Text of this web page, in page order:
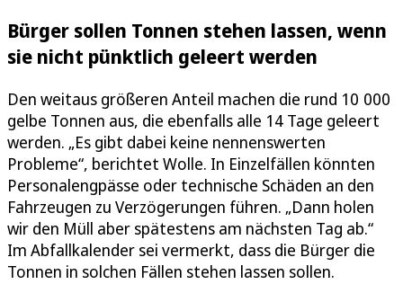
Bürger sollen Tonnen stehen lassen, wenn
sie nicht pünktlich geleert werden
Den weitaus größeren Anteil machen die rund 10 000
gelbe Tonnen aus, die ebenfalls alle 14 Tage geleert
werden. „Es gibt dabei keine nennenswerten
Probleme“, berichtet Wolle. In Einzelfällen könnten
Personalengpässe oder technische Schäden an den
Fahrzeugen zu Verzögerungen führen. „Dann holen
wir den Müll aber spätestens am nächsten Tag ab.“
Im Abfallkalender sei vermerkt, dass die Bürger die
Tonnen in solchen Fällen stehen lassen sollen.